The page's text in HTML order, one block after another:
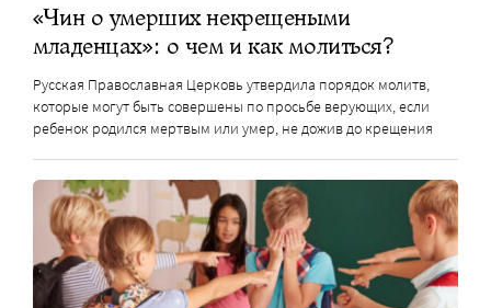
«Чин о умерших некрещеными
младенцах»: о чем и как молиться?
Русская Православная Церковь утвердила порядок молитв,
которые могут быть совершены по просьбе верующих, если
ребенок родился мертвым или умер, не дожив до крещения